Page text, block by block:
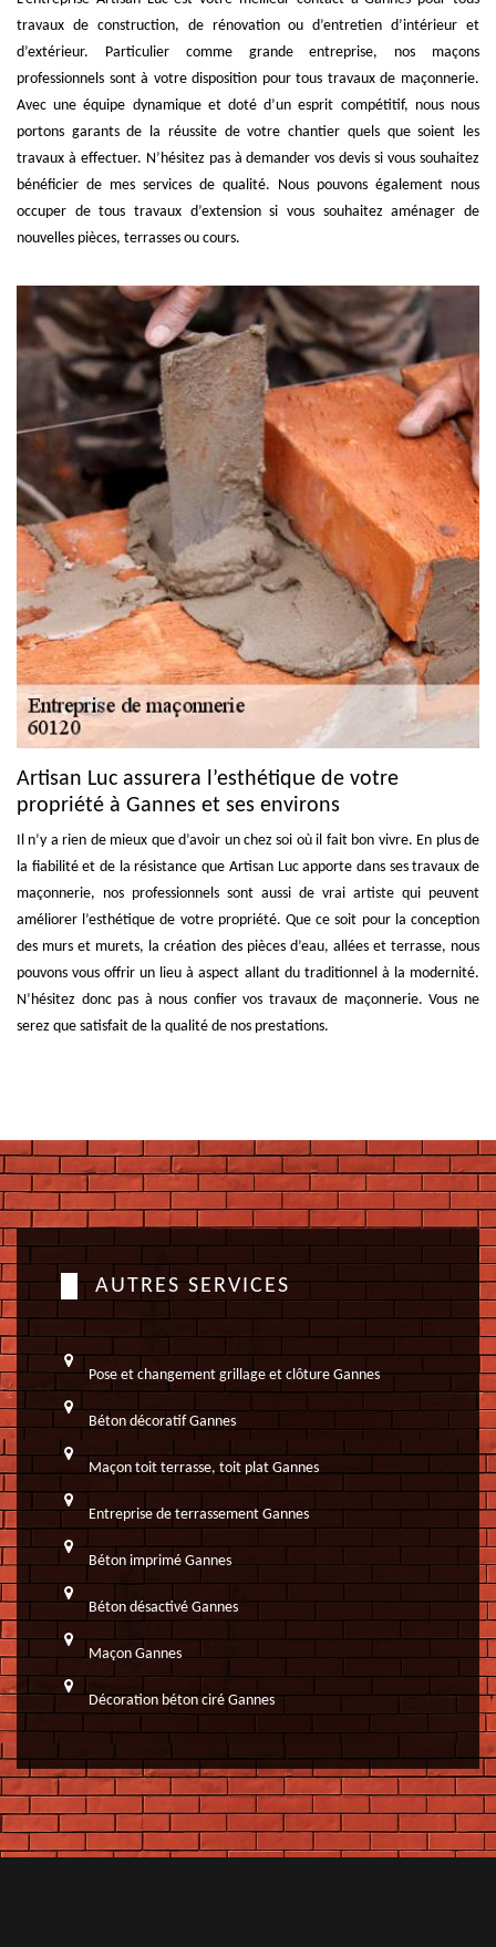
travaux de construction, de rénovation ou d’entretien d’intérieur et
d’extérieur. Particulier comme grande entreprise, nos maçons
professionnels sont à votre disposition pour tous travaux de maçonnerie.
Avec une équipe dynamique et doté d’un esprit compétitif, nous nous
portons garants de la réussite de votre chantier quels que soient les
travaux à effectuer. N’hésitez pas à demander vos devis si vous souhaitez
bénéficier de mes services de qualité. Nous pouvons également nous
occuper de tous travaux d’extension si vous souhaitez aménager de
nouvelles pièces, terrasses ou cours.
Artisan Luc assurera l’esthétique de votre
propriété à Gannes et ses environs
Il n’y a rien de mieux que d’avoir un chez soi où il fait bon vivre. En plus de
la fiabilité et de la résistance que Artisan Luc apporte dans ses travaux de
maçonnerie, nos professionnels sont aussi de vrai artiste qui peuvent
améliorer l’esthétique de votre propriété. Que ce soit pour la conception
des murs et murets, la création des pièces d’eau, allées et terrasse, nous
pouvons vous offrir un lieu à aspect allant du traditionnel à la modernité.
N’hésitez donc pas à nous confier vos travaux de maçonnerie. Vous ne
serez que satisfait de la qualité de nos prestations.
AUTRES SERVICES
Pose et changement grillage et clôture Gannes
Béton décoratif Gannes
Maçon toit terrasse, toit plat Gannes
Entreprise de terrassement Gannes
Béton imprimé Gannes
Béton désactivé Gannes
Maçon Gannes
Décoration béton ciré Gannes